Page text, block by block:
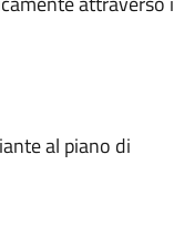
al piano di